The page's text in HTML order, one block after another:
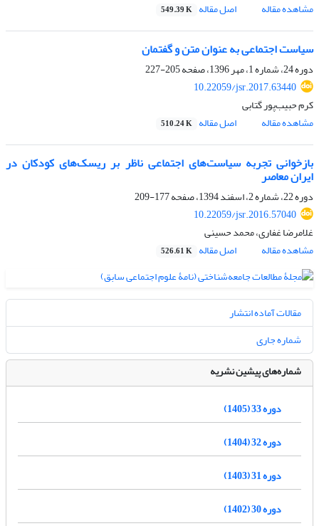
مشاهده مقاله
اصل مقاله 549.39 K
سیاست اجتماعی به عنوان متن و گفتمان
دوره 24، شماره 1، مهر 1396، صفحه
205-227
10.22059/jsr.2017.63440
کرم حبیب‌پور گتابی
مشاهده مقاله
اصل مقاله 510.24 K
بازخوانی تجربه سیاست‌های اجتماعی ناظر بر ریسک‌های کودکان در
ایران معاصر
دوره 22، شماره 2، اسفند 1394، صفحه
177-209
10.22059/jsr.2016.57040
غلامرضا غفاری، محمد حسینی
مشاهده مقاله
اصل مقاله 526.61 K
مقالات آماده انتشار
شماره جاری
شماره‌های پیشین نشریه
دوره 33 (1405)
دوره 32 (1404)
دوره 31 (1403)
دوره 30 (1402)